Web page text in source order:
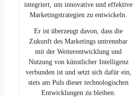
integriert, um innovative und effektive
Marketingstrategien zu entwickeln.
Er ist überzeugt davon, dass die
Zukunft des Marketings untrennbar
mit der Weiterentwicklung und
Nutzung von künstlicher Intelligenz
verbunden ist und setzt sich dafür ein,
stets am Puls dieser technologischen
Entwicklungen zu bleiben.